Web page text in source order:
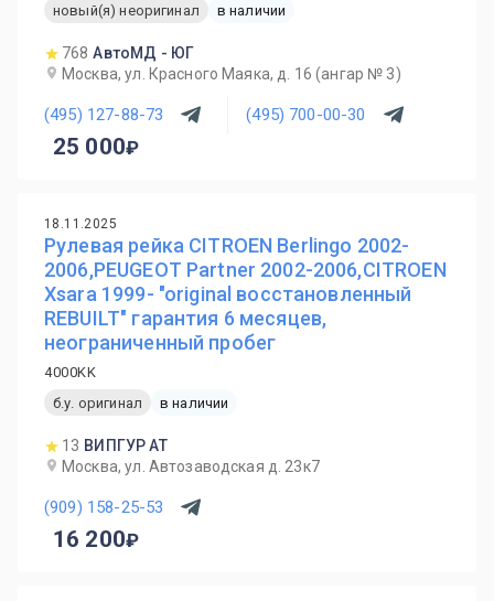
новый(я) неоригинал в наличии
768 АвтоМД - ЮГ
Москва, ул. Красного Маяка, д. 16 (ангар № 3)
(495) 127-88-73 (495) 700-00-30
25 000
18.11.2025
Рулевая рейка CITROEN Berlingo 2002-
2006,PEUGEOT Partner 2002-2006,CITROEN
Xsara 1999- "original восстановленный
REBUILT" гарантия 6 месяцев,
неограниченный пробег
4000KK
б.у. оригинал
в наличии
13 ВИПГУР АТ
Москва, ул. Автозаводская д. 23к7
(909) 158-25-53
16 200